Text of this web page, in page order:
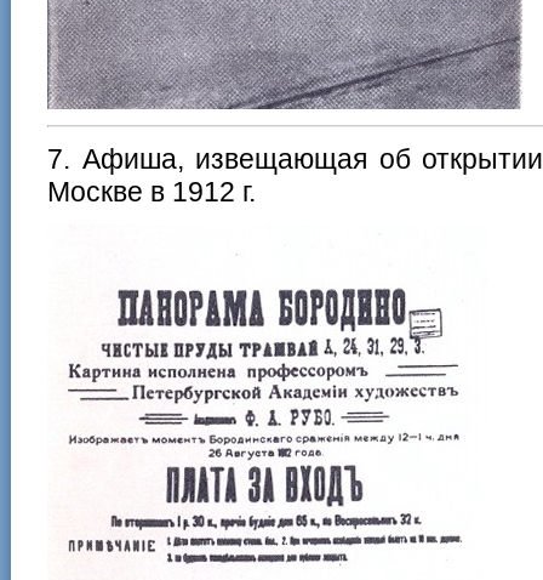
7. Афиша, извещающая об
Москве в 1912 г.